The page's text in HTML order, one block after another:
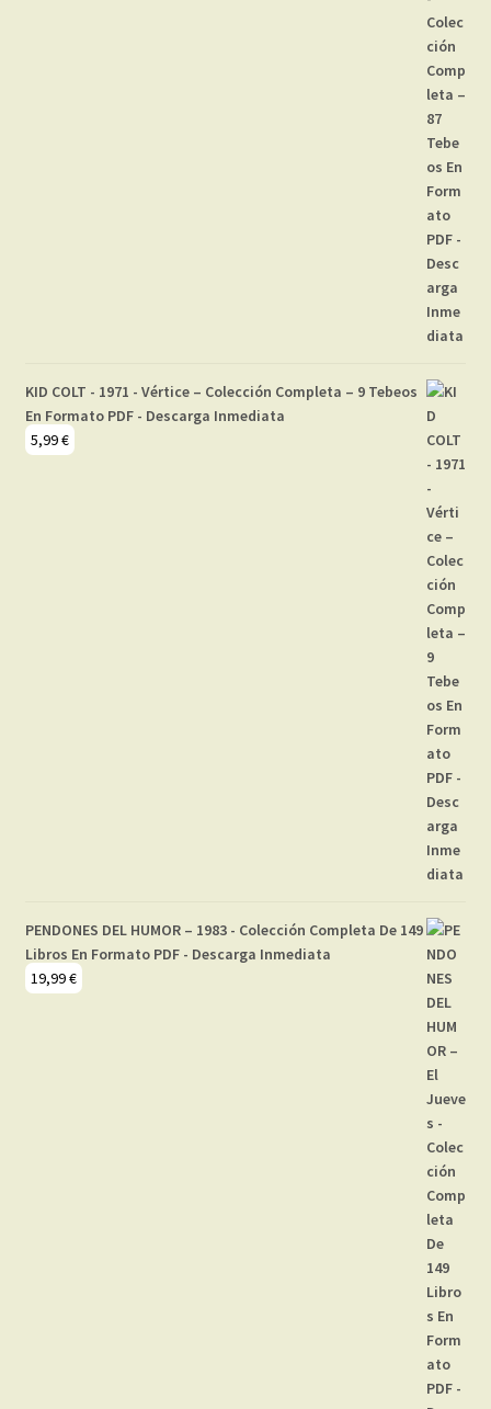
KID COLT - 1971 - Vértice – Colección Completa – 9 Tebeos
En Formato PDF - Descarga Inmediata
5,99€
PENDONES DEL HUMOR – 1983 - Colección Completa De 149
Libros En Formato PDF - Descarga Inmediata
19,99€